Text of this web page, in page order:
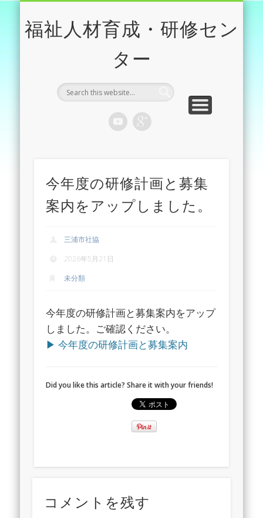
福祉人材育成・研修セン
ター
今年度の研修計画と募集
案内をアップしました。
三浦市社協
2026年5月21日
未分類
今年度の研修計画と募集案内をアップ
しました。ご確認ください。
▶ 今年度の研修計画と募集案内
Did you like this article? Share it with your friends!
コメントを残す